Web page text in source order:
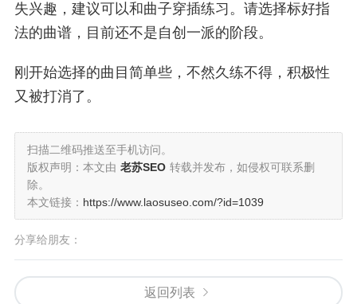
失兴趣，建议可以和曲子穿插练习。请选择标好指
法的曲谱，目前还不是自创一派的阶段。
刚开始选择的曲目简单些，不然久练不得，积极性
又被打消了。
扫描二维码推送至手机访问。
版权声明：本文由 老苏SEO 转载并发布，如侵权可联系删
除。
本文链接： https://www.laosuseo.com/?id=1039
分享给朋友：
返回列表